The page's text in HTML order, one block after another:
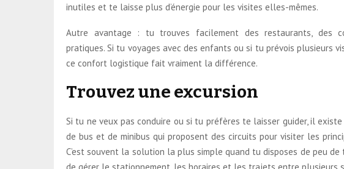
inutiles et te laisse plus d’énergie pour les visites elles-mêmes.
Autre avantage : tu trouves facilement des restaurants, des
pratiques. Si tu voyages avec des enfants ou si tu prévois plusieurs
ce confort logistique fait vraiment la différence.
Trouvez une excursion
Si tu ne veux pas conduire ou si tu préfères te laisser guider, il existe
de bus et de minibus qui proposent des circuits pour visiter les
C’est souvent la solution la plus simple quand tu disposes de peu
de gérer le stationnement, les horaires et les trajets entre plusieurs